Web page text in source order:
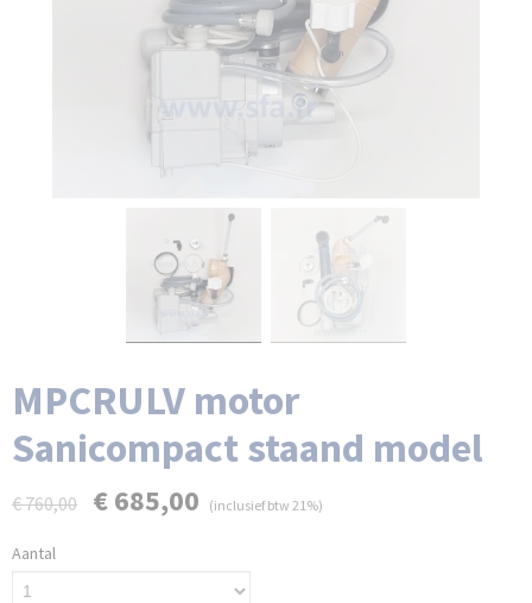
MPCRULV motor
Sanicompact staand model
€ 760,00 € 685,00 (inclusief btw 21%)
Aantal